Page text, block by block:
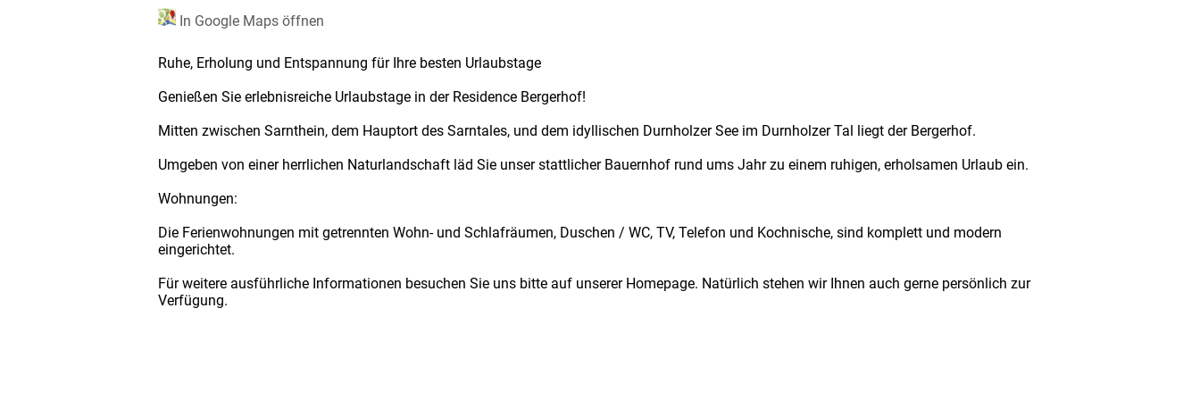
In Google Maps öffnen
Ruhe, Erholung und Entspannung für Ihre besten Urlaubstage
Genießen Sie erlebnisreiche Urlaubstage in der Residence Bergerhof!
Mitten zwischen Sarnthein, dem Hauptort des Sarntales, und dem idyllischen Durnholzer See im Durnholzer Tal liegt der Bergerhof.
Umgeben von einer herrlichen Naturlandschaft läd Sie unser stattlicher Bauernhof rund ums Jahr zu einem ruhigen, erholsamen Urlaub ein.
Wohnungen:
Die Ferienwohnungen mit getrennten Wohn- und Schlafräumen, Duschen / WC, TV, Telefon und Kochnische, sind komplett und modern
eingerichtet.
Für weitere ausführliche Informationen besuchen Sie uns bitte auf unserer Homepage. Natürlich stehen wir Ihnen auch gerne persönlich zur
Verfügung.